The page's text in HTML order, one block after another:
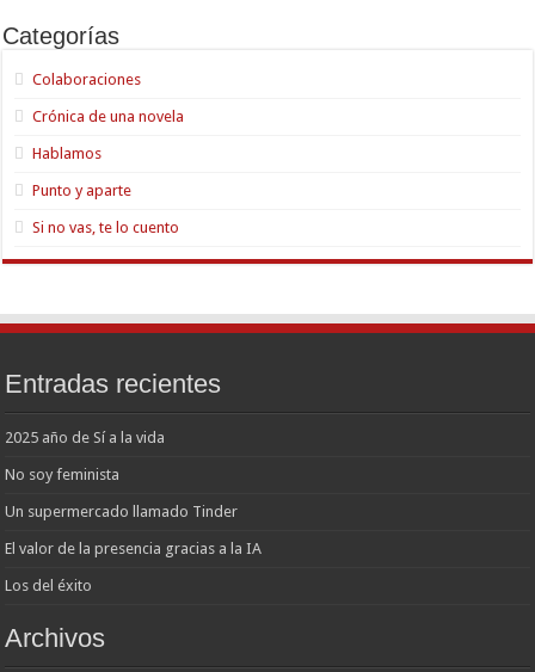
Categorías
Colaboraciones
Crónica de una novela
Hablamos
Punto y aparte
Si no vas, te lo cuento
Entradas recientes
2025 año de Sí a la vida
No soy feminista
Un supermercado llamado Tinder
El valor de la presencia gracias a la IA
Los del éxito
Archivos